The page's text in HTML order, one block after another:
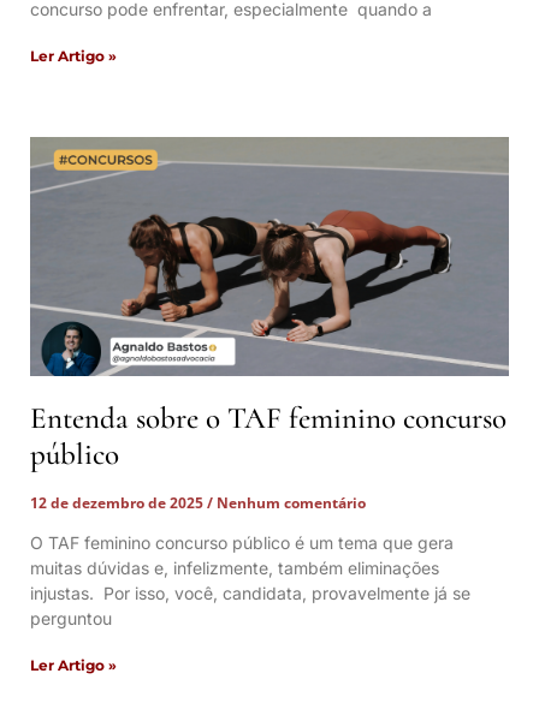
concurso pode enfrentar, especialmente quando a
Ler Artigo »
Entenda sobre o TAF feminino concurso
público
12 de dezembro de 2025
Nenhum comentário
O TAF feminino concurso público é um tema que gera
muitas dúvidas e, infelizmente, também eliminações
injustas. Por isso, você, candidata, provavelmente já se
perguntou
Ler Artigo »